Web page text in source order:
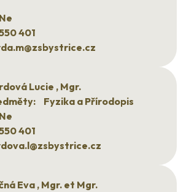
Ne
401
Lucie , Mgr.
Fyzika a Přírodopis
Ne
401
Eva , Mgr. et Mgr.